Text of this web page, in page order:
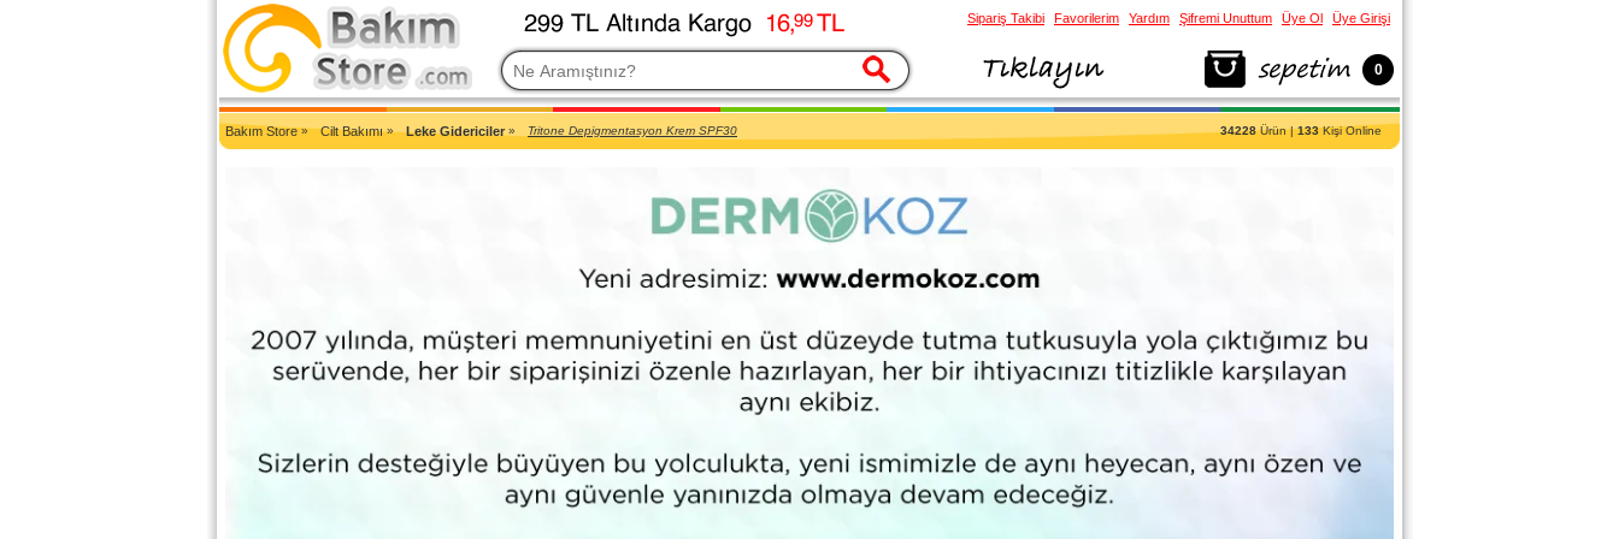
2007'den Beri Türkiye'nin En Güncel Bakım Ürünleri Eczane Sitesi
Bakım Store» Cilt Bakımı» Leke Gidericiler » Tritone Depigmentasyon Krem SPF30 34228Ürün |133Kişi Online
Sipariş Takibi Favorilerim Yardım Şifremi Unuttum Üye Ol Üye Girişi
0